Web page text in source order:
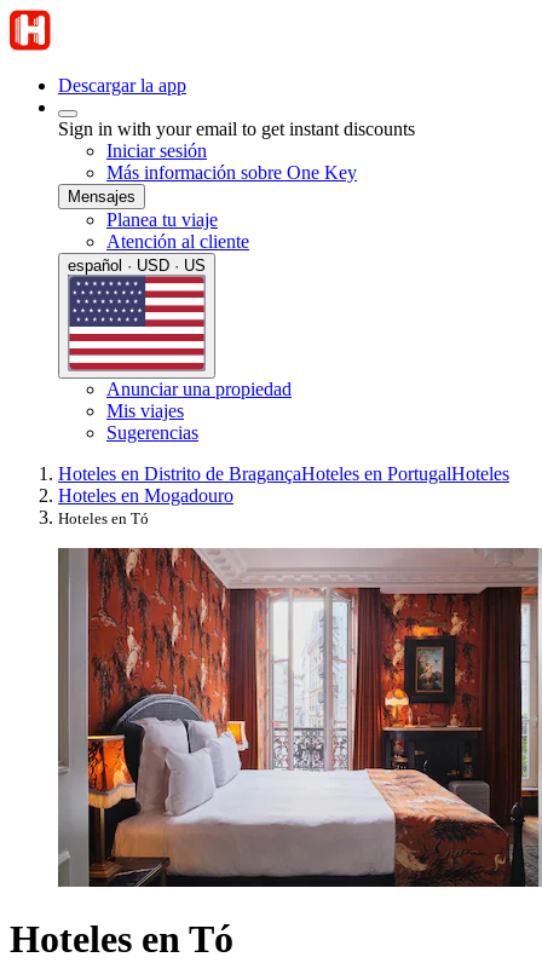
Descargar la app
Sign in with your email to get instant discounts
Iniciar sesión
Más información sobre One Key
Mensajes
Planea tu viaje
Atención al cliente
español · USD · US
Anunciar una propiedad
Mis viajes
Sugerencias
Hoteles en Distrito de BragançaHoteles en PortugalHoteles
Hoteles en Mogadouro
Hoteles en Tó
Hoteles en Tó